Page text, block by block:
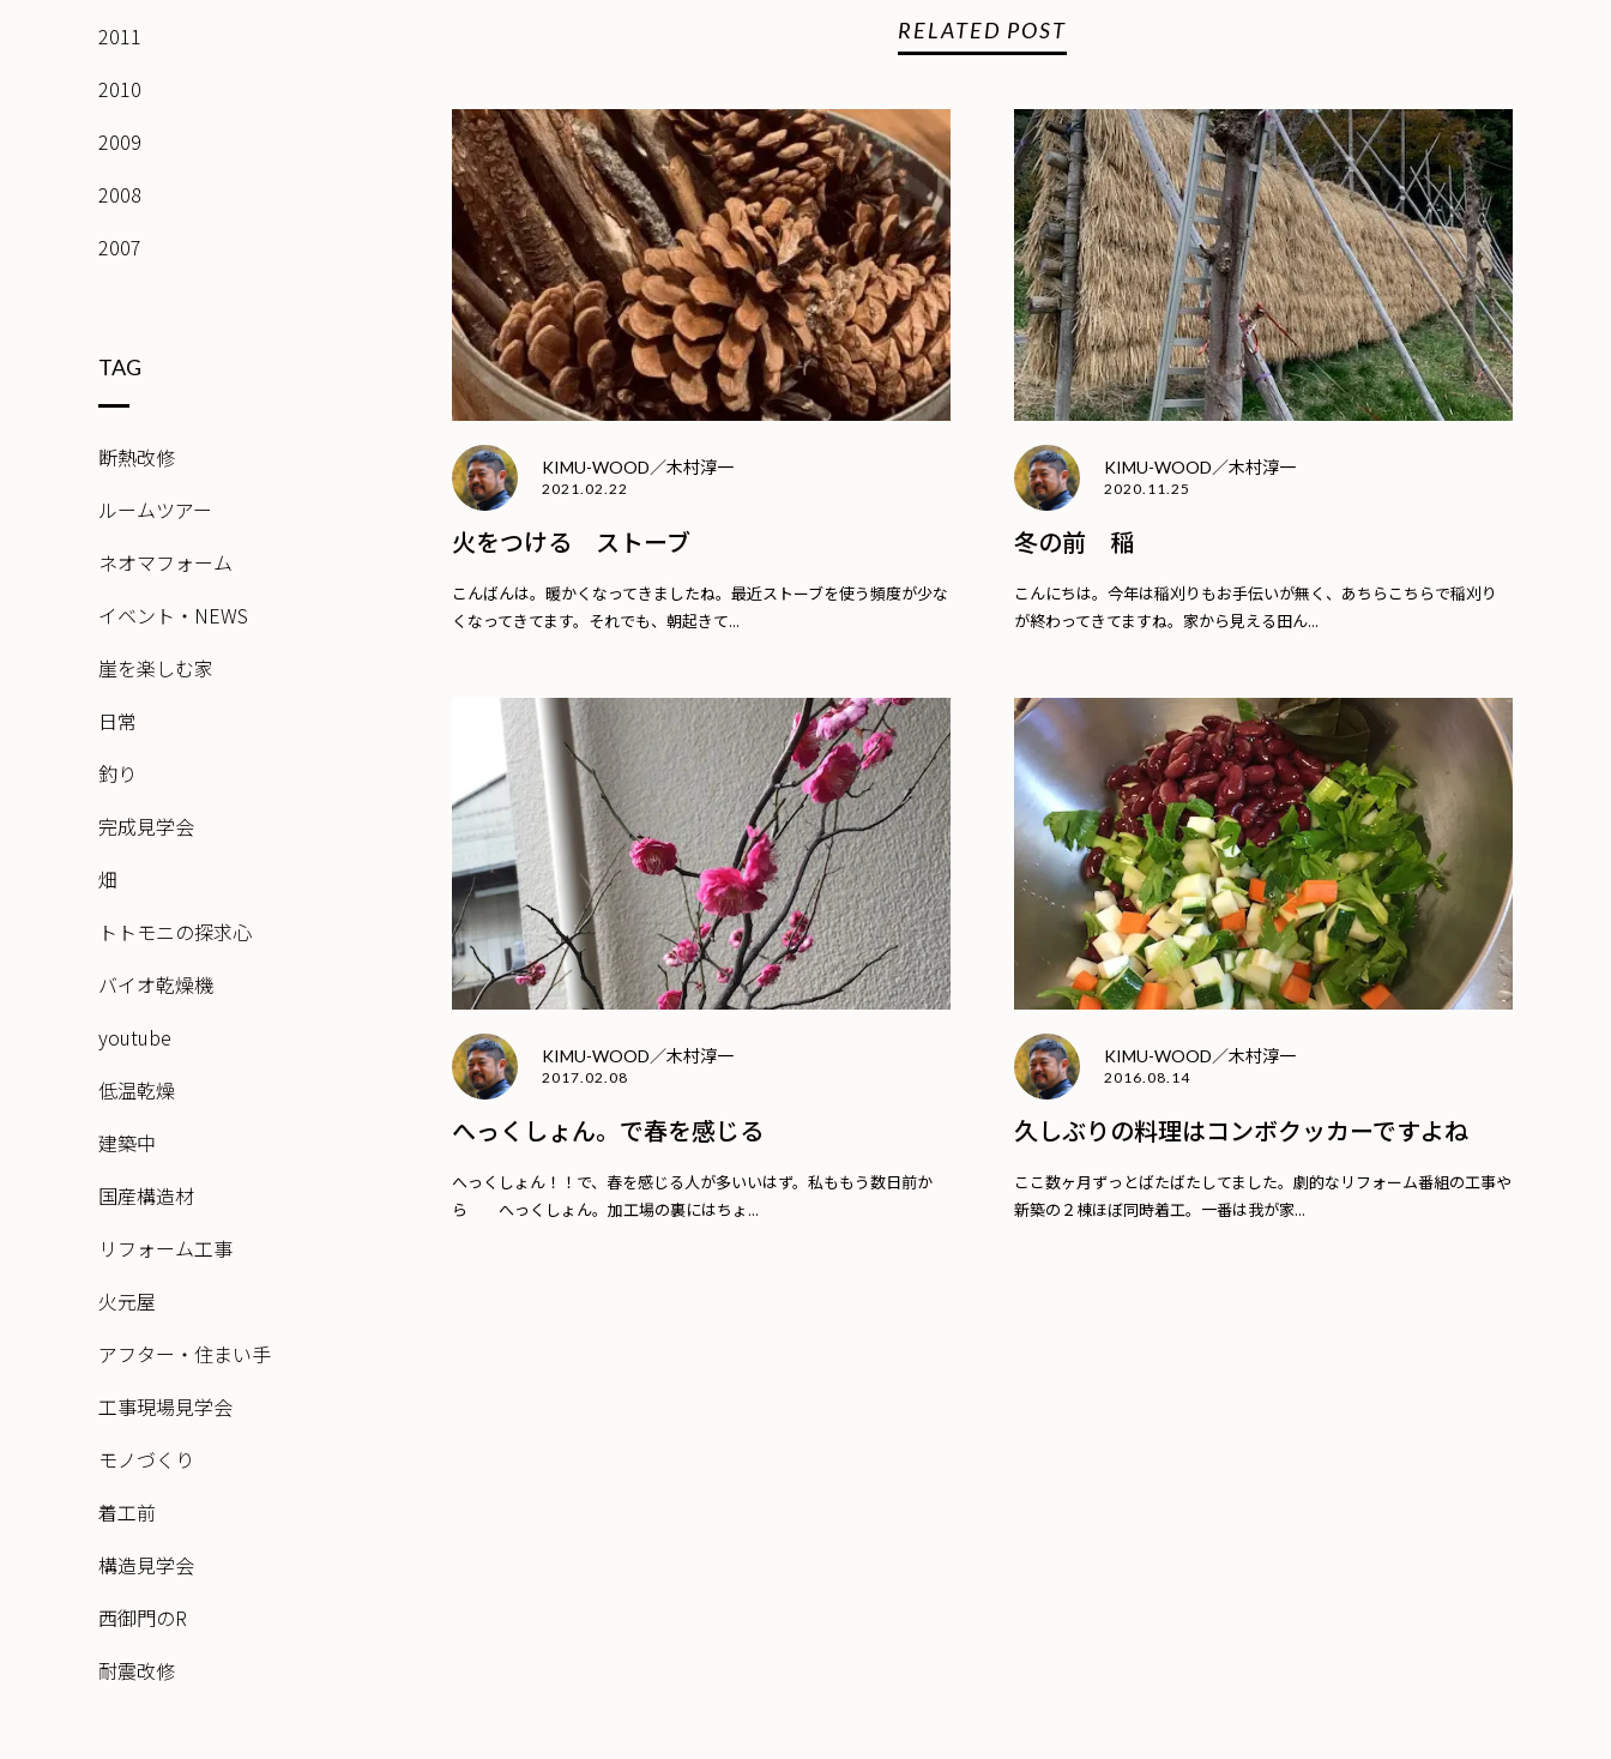
RELATED POST
KIMU-WOOD／木村淳一
2021.02.22
火をつける ストーブ
こんばんは。暖かくなってきましたね。最近ストーブを使う頻度が少な
くなってきてます。それでも、朝起きて...
KIMU-WOOD／木村淳一
2020.11.25
冬の前 稲
こんにちは。今年は稲刈りもお手伝いが無く、あちらこちらで稲刈り
が終わってきてますね。家から見える田ん...
KIMU-WOOD／木村淳一
2017.02.08
へっくしょん。で春を感じる
へっくしょん！！で、春を感じる人が多いいはず。私ももう数日前か
ら へっくしょん。加工場の裏にはちょ...
KIMU-WOOD／木村淳一
2016.08.14
久しぶりの料理はコンボクッカーですよね
ここ数ヶ月ずっとばたばたしてました。劇的なリフォーム番組の工事や
新築の２棟ほぼ同時着工。一番は我が家...
2011
2010
2009
2008
2007
TAG
断熱改修
ルームツアー
ネオマフォーム
イベント・NEWS
崖を楽しむ家
日常
釣り
完成見学会
畑
トトモニの探求心
バイオ乾燥機
youtube
低温乾燥
建築中
国産構造材
リフォーム工事
火元屋
アフター・住まい手
工事現場見学会
モノづくり
着工前
構造見学会
西御門のR
耐震改修